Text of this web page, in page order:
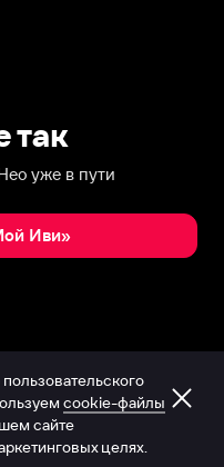
так
уже в пути
Иви»
cookie-файлы
сайте
целях.